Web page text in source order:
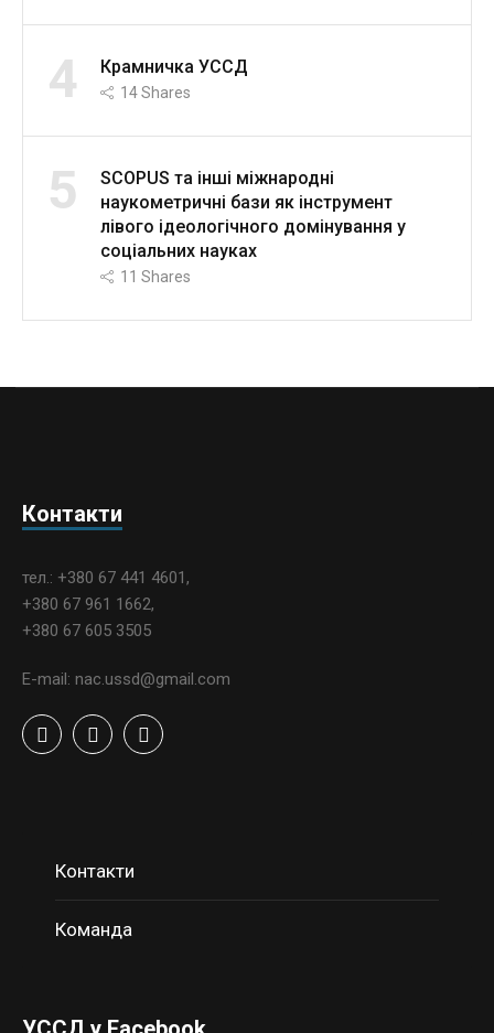
4 Крамничка УССД
14Shares
5
SCOPUS та інші міжнародні
наукометричні бази як інструмент
лівого ідеологічного домінування у
соціальних науках
11 Shares
Контакти
тел.: +380 67 441 4601,
+380 67 961 1662,
+380 67 605 3505
E-mail: nac.ussd@gmail.com
Контакти
Команда